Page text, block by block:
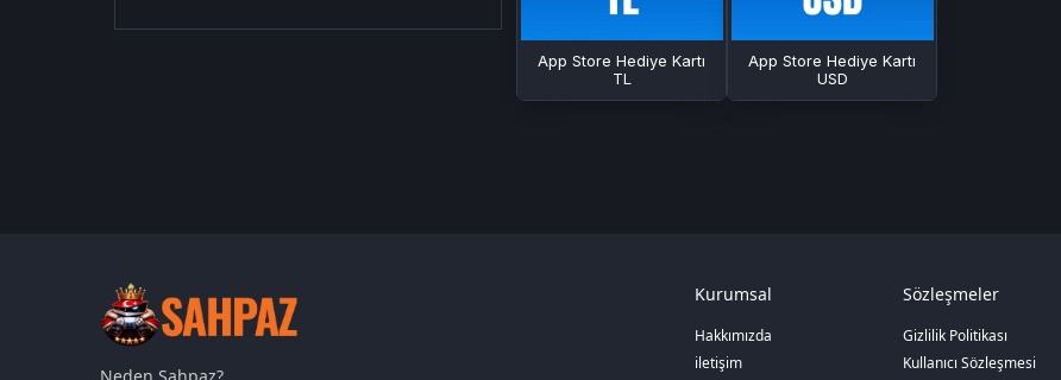
App Store Hediye Kartı
TL
App Store Hediye Kartı
USD
Kurumsal
Hakkımızda
iletişim
Sözleşmeler
Gizlilik Politikası
Kullanıcı Sözleşmesi